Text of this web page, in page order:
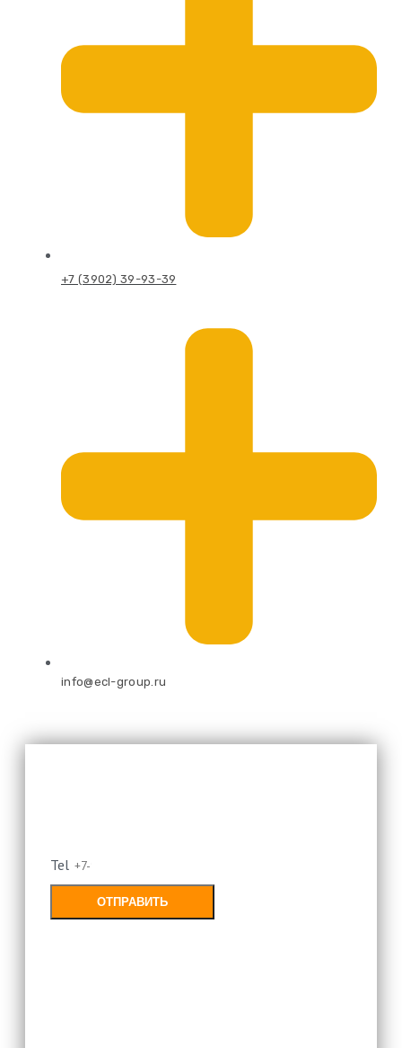
+7 (3902) 39-93-39
info@ecl-group.ru
Tel
ОТПРАВИТЬ